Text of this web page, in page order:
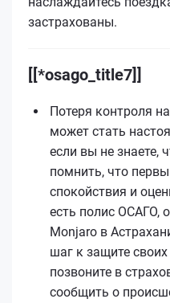
застрахованы.
[[*osago_title7]]
Потеря контроля
может стать
если вы не знаете,
помнить, что
спокойствия и
есть полис ОСАГО,
Monjaro в
шаг к защите
позвоните в
сообщить о